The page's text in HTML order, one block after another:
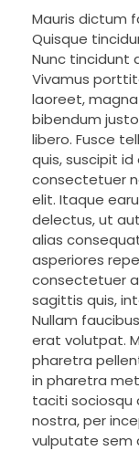
Mauris dictum
Quisque
Nunc tincidunt
Vivamus
laoreet,
bibendum
libero. Fusce
quis, suscipit
consectetuer
elit. Itaque
delectus, ut
alias
asperiores
consectetuer
sagittis quis,
Nullam
erat volutpat.
pharetra
in pharetra
taciti sociosqu
nostra, per
vulputate sem